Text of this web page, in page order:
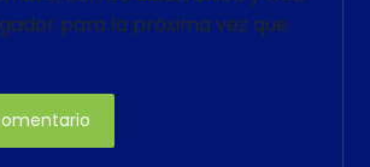
para la próxima vez que